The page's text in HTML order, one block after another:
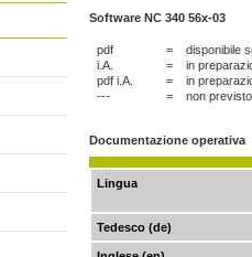
Software NC 340 56x-03
pdf
i.A.
pdf i.A.
---
=
=
=
=
disponibile
in
in
non previsto
Documentazione operativa
Lingua
Tedesco (de)